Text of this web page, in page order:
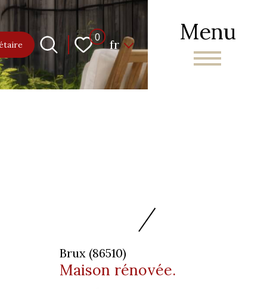
Menu
0 Langue
fr
Brux (86510)
Maison rénovée.